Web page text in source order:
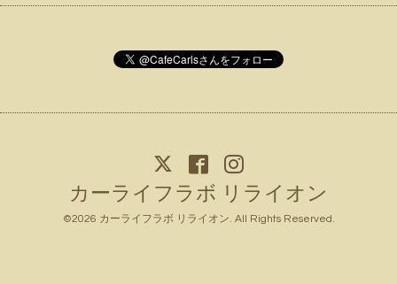
カーライフラボ リライオン
©2026 カーライフラボ リライオン. All Rights Reserved.